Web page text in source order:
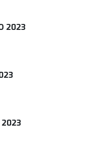
2023
2023